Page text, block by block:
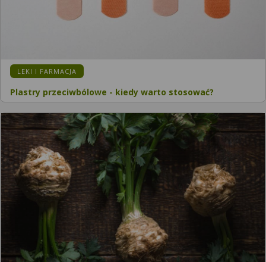
KATEGORIA:
LEKI I FARMACJA
Plastry przeciwbólowe - kiedy warto stosować?